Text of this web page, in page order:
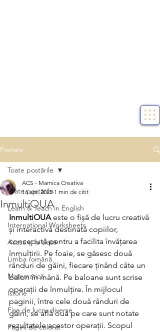
Postare
Toate postările
Learn & Teach in English
International Worksheets
Acasă și la clasă
Limba română
Matematică
Istorie
Fișe de lucru diverse
Pagini de colorat
Toate postările
InmultiOUA
ACS - Mamica Creativa
16 apr. 2025 1 min de citit
InmultiOUA este o fișă de lucru creativă
și interactivă destinată copiilor,
concepută pentru a facilita învățarea
înmulțirii. Pe foaie, se găsesc două
rânduri de găini, fiecare ținând câte un
balon în mână. Pe baloane sunt scrise
operații de înmulțire. În mijlocul
paginii, între cele două rânduri de
găini, se află ouă pe care sunt notate
rezultatele acestor operații. Scopul